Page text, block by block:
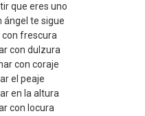
que eres uno
ángel te sigue
con frescura
con dulzura
con coraje
el peaje
en la altura
con locura